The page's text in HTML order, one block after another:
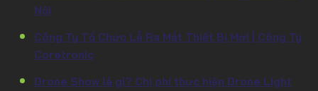
Nội
Công Ty Tổ Chức Lễ Ra Mắt Thiết Bị Mới | Công Ty
Coretronic
Drone Show là gì? Chi phí thực hiện Drone Light